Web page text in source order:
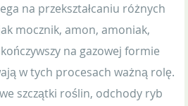
na przekształcaniu różnych
mocznik, amon, amoniak,
na gazowej formie
w tych procesach ważną rolę.
szczątki roślin, odchody ryb